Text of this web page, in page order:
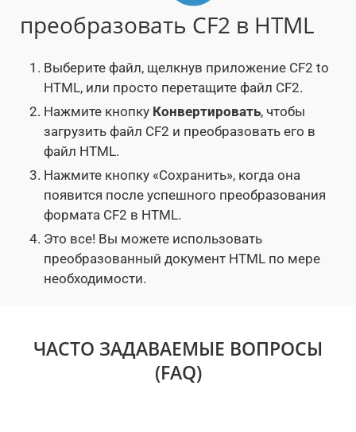
преобразовать CF2 в HTML
Выберите файл, щелкнув приложение CF2 to
HTML, или просто перетащите файл CF2.
Нажмите кнопку Конвертировать, чтобы
загрузить файл CF2 и преобразовать его в
файл HTML.
Нажмите кнопку «Сохранить», когда она
появится после успешного преобразования
формата CF2 в HTML.
Это все! Вы можете использовать
преобразованный документ HTML по мере
необходимости.
ЧАСТО ЗАДАВАЕМЫЕ ВОПРОСЫ
(FAQ)